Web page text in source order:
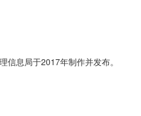
信息局于2017年制作并发布。